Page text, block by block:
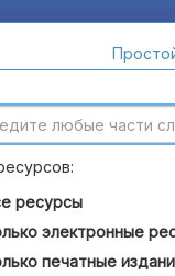
ресурсы
электронные
печатные